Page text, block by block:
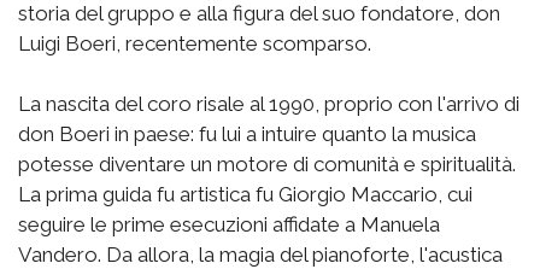
storia del gruppo e alla figura del suo fondatore, don
Luigi Boeri, recentemente scomparso.
La nascita del coro risale al 1990, proprio con l'arrivo di
don Boeri in paese: fu lui a intuire quanto la musica
potesse diventare un motore di comunità e spiritualità.
La prima guida fu artistica fu Giorgio Maccario, cui
seguire le prime esecuzioni affidate a Manuela
Vandero. Da allora, la magia del pianoforte, l'acustica